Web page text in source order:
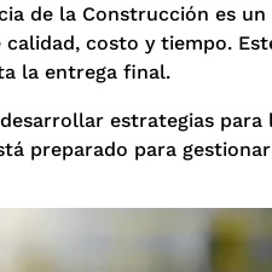
de la Construcción es
costo y tiempo.
la entrega final.
estrategias
preparado para